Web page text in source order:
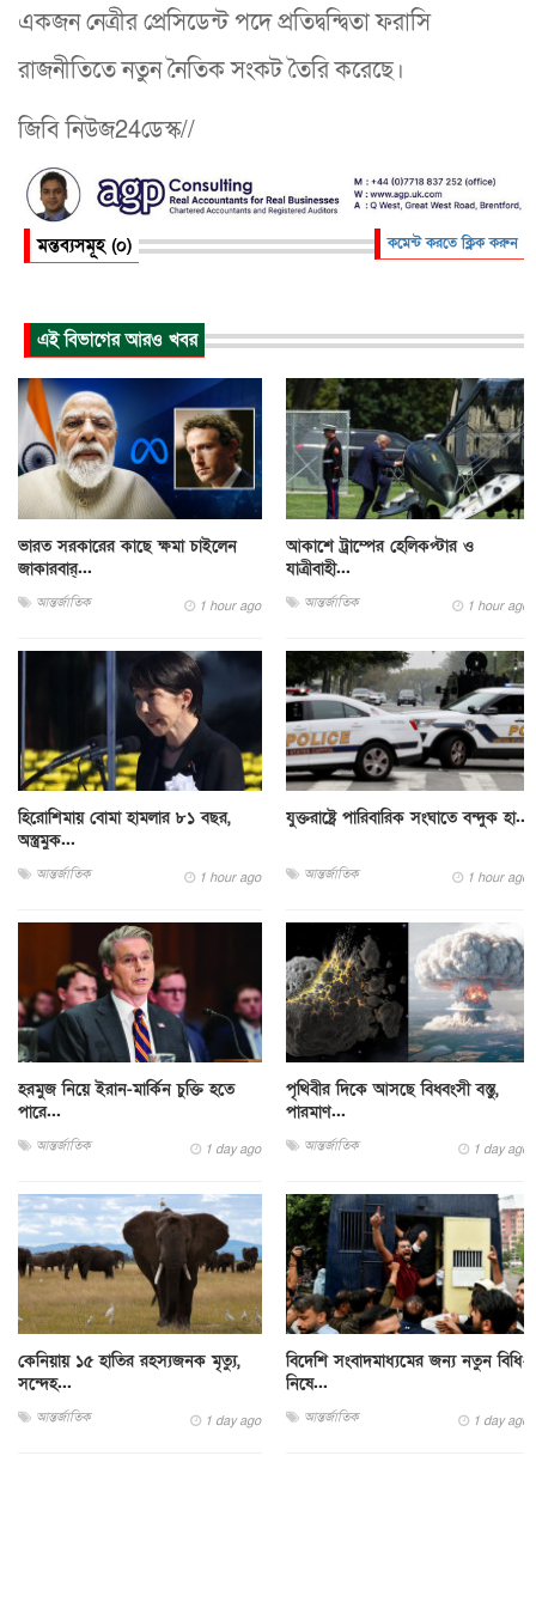
একজন নেত্রীর প্রেসিডেন্ট পদে প্রতিদ্বন্দ্বিতা ফরাসি
রাজনীতিতে নতুন নৈতিক সংকট তৈরি করেছে।
জিবি নিউজ24ডেস্ক//
মন্তব্যসমূহ (০) কমেন্ট করতে ক্লিক করুন
এই বিভাগের আরও খবর
ভারত সরকারের কাছে ক্ষমা চাইলেন
জাকারবার্...
আন্তর্জাতিক 1 hour ago
আকাশে ট্রাম্পের হেলিকপ্টার ও
যাত্রীবাহী...
আন্তর্জাতিক 1 hour ago
হিরোশিমায় বোমা হামলার ৮১ বছর,
অস্ত্রমুক...
আন্তর্জাতিক 1 hour ago
যুক্তরাষ্ট্রে পারিবারিক সংঘাতে বন্দুক হা...
আন্তর্জাতিক 1 hour ago
হরমুজ নিয়ে ইরান-মার্কিন চুক্তি হতে
পারে...
আন্তর্জাতিক 1 day ago
পৃথিবীর দিকে আসছে বিধ্বংসী বস্তু,
পারমাণ...
আন্তর্জাতিক 1 day ago
কেনিয়ায় ১৫ হাতির রহস্যজনক মৃত্যু,
সন্দেহ...
আন্তর্জাতিক 1 day ago
বিদেশি সংবাদমাধ্যমের জন্য নতুন বিধি-
নিষে...
আন্তর্জাতিক 1 day ago